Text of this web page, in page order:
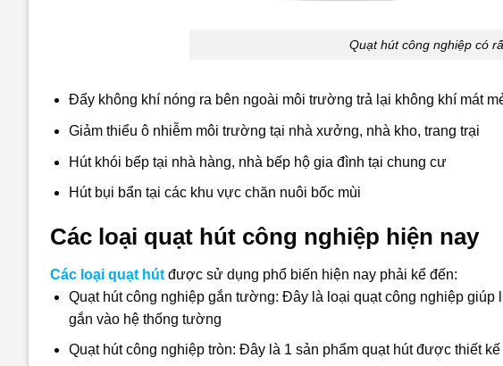
Quạt hút công nghiệp có
Đẩy không khí nóng ra bên ngoài môi trường trả lại không khí mát
Giảm thiểu ô nhiễm môi trường tại nhà xưởng, nhà kho, trang trại
Hút khói bếp tại nhà hàng, nhà bếp hộ gia đình tại chung cư
Hút bụi bẩn tại các khu vực chăn nuôi bốc mùi
Các loại quạt hút công nghiệp hiện nay
Các loại quạt hút được sử dụng phổ biến hiện nay phải kể đến:
Quạt hút công nghiệp gắn tường: Đây là loại quạt công nghiệp
gắn vào hệ thống tường
Quạt hút công nghiệp tròn: Đây là 1 sản phẩm quạt hút được thiết